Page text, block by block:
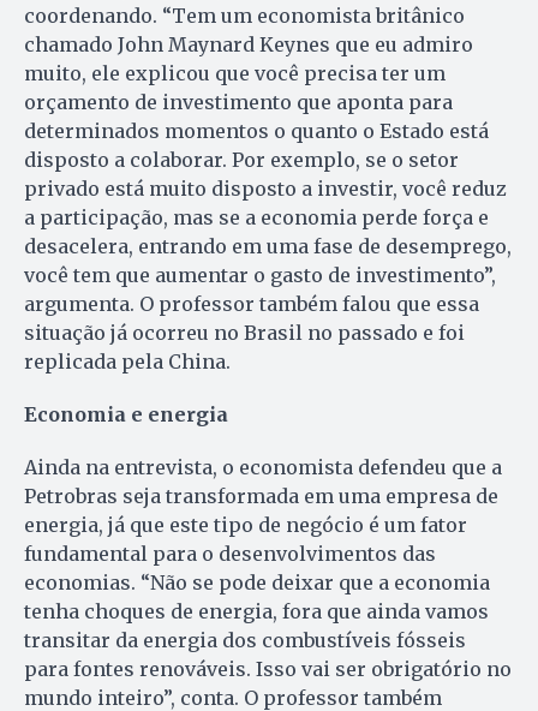
coordenando. “Tem um economista britânico
chamado John Maynard Keynes que eu admiro
muito, ele explicou que você precisa ter um
orçamento de investimento que aponta para
determinados momentos o quanto o Estado está
disposto a colaborar. Por exemplo, se o setor
privado está muito disposto a investir, você reduz
a participação, mas se a economia perde força e
desacelera, entrando em uma fase de desemprego,
você tem que aumentar o gasto de investimento”,
argumenta. O professor também falou que essa
situação já ocorreu no Brasil no passado e foi
replicada pela China.
Economia e energia
Ainda na entrevista, o economista defendeu que a
Petrobras seja transformada em uma empresa de
energia, já que este tipo de negócio é um fator
fundamental para o desenvolvimentos das
economias. “Não se pode deixar que a economia
tenha choques de energia, fora que ainda vamos
transitar da energia dos combustíveis fósseis
para fontes renováveis. Isso vai ser obrigatório no
mundo inteiro”, conta. O professor também